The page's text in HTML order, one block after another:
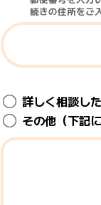
続きの住所をご
詳しく相談し
その他（下記